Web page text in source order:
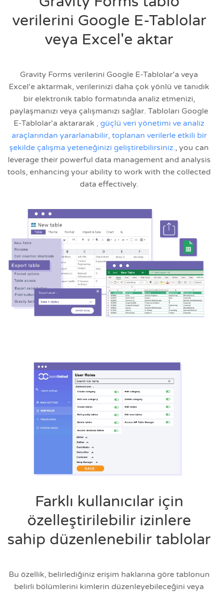
verilerini Google E-Tablolar
veya Excel'e aktar
Gravity Forms verilerini Google E-Tablolar'a veya
Excel'e aktarmak, verilerinizi daha çok yönlü ve tanıdık
bir elektronik tablo formatında analiz etmenizi,
paylaşmanızı veya çalışmanızı sağlar. Tabloları Google
E-Tablolar'a aktararak , güçlü veri yönetimi ve analiz
araçlarından yararlanabilir, toplanan verilerle etkili bir
şekilde çalışma yeteneğinizi geliştirebilirsiniz., you can
leverage their powerful data management and analysis
tools, enhancing your ability to work with the collected
data effectively.
Farklı kullanıcılar için
özelleştirilebilir izinlere
sahip düzenlenebilir tablolar
Bu özellik, belirlediğiniz erişim haklarına göre tablonun
belirli bölümlerini kimlerin düzenleyebileceğini veya